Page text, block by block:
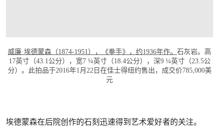
威廉·埃德蒙森（1874-1951），《拳手》，约1936年作。 石灰岩。高
17英寸（43.1公分），宽7 ¼英寸（18.4公分），深9 ¼英寸（23.5公
分）。此拍品于2016年1月22日在佳士得纽约售出，成交价785,000美
元
埃德蒙森在后院创作的石刻迅速得到艺术爱好者的关注。